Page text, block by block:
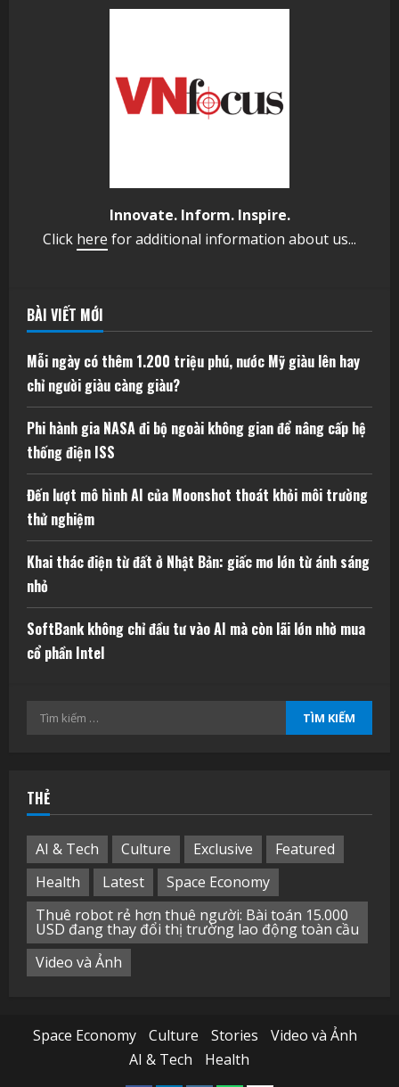
Innovate. Inform. Inspire.
Click here for additional information about us...
BÀI VIẾT MỚI
Mỗi ngày có thêm 1.200 triệu phú, nước Mỹ giàu lên hay
chỉ người giàu càng giàu?
Phi hành gia NASA đi bộ ngoài không gian để nâng cấp hệ
thống điện ISS
Đến lượt mô hình AI của Moonshot thoát khỏi môi trường
thử nghiệm
Khai thác điện từ đất ở Nhật Bản: giấc mơ lớn từ ánh sáng
nhỏ
SoftBank không chỉ đầu tư vào AI mà còn lãi lớn nhờ mua
cổ phần Intel
Tìm
THẺ
AI & Tech Culture Exclusive
Featured
Health
Latest
Space Economy
Thuê robot rẻ hơn thuê người: Bài toán 15.000
USD đang thay đổi thị trường lao động toàn cầu
Video và Ảnh
Space Economy Culture Stories
Video và Ảnh
AI & Tech
Health